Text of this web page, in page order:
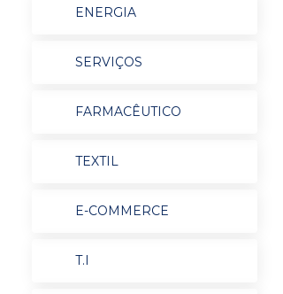
ENERGIA
SERVIÇOS
FARMACÊUTICO
TEXTIL
E-COMMERCE
T.I